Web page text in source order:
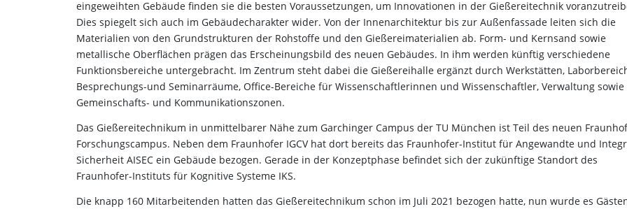
eingeweihten Gebäude finden sie die besten Voraussetzungen, um Innovationen in der Gießereitechnik
Dies spiegelt sich auch im Gebäudecharakter wider. Von der Innenarchitektur bis zur Außenfassade leiten sich die
Materialien von den Grundstrukturen der Rohstoffe und den Gießereimaterialien ab. Form- und Kernsand sowie
metallische Oberflächen prägen das Erscheinungsbild des neuen Gebäudes. In ihm werden künftig verschiedene
Funktionsbereiche untergebracht. Im Zentrum steht dabei die Gießereihalle ergänzt durch Werkstätten,
Besprechungs-und Seminarräume, Office-Bereiche für Wissenschaftlerinnen und Wissenschaftler, Verwaltung sowie
Gemeinschafts- und Kommunikationszonen.
Das Gießereitechnikum in unmittelbarer Nähe zum Garchinger Campus der TU München ist Teil des neuen
Forschungscampus. Neben dem Fraunhofer IGCV hat dort bereits das Fraunhofer-Institut für Angewandte und
Sicherheit AISEC ein Gebäude bezogen. Gerade in der Konzeptphase befindet sich der zukünftige Standort des
Fraunhofer-Instituts für Kognitive Systeme IKS.
Die knapp 160 Mitarbeitenden hatten das Gießereitechnikum schon im Juli 2021 bezogen hatte, nun wurde es